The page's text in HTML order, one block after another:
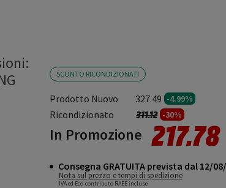
SCONTO RICONDIZIONATI
Prodotto Nuovo 327.49 -4.99%
Ricondizionato Prezzo ridotto da
311.12a-30%
In Promozione 217.78
Consegna GRATUITA prevista dal 12/
Nota sul prezzo e tempi di spedizione
IVA ed Eco-contributo RAEE incluse